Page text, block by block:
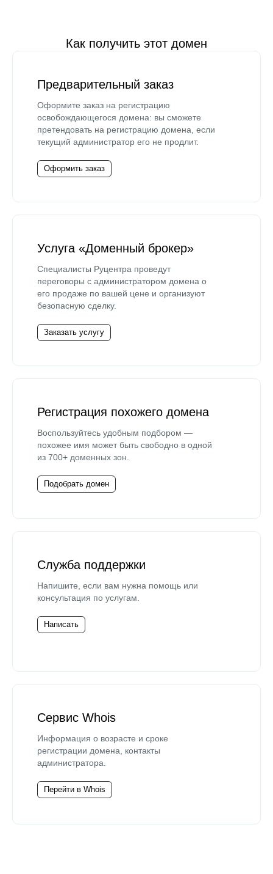
Как получить этот домен
Предварительный заказ
Оформите заказ на регистрацию
освобождающегося домена: вы сможете
претендовать на регистрацию домена, если
текущий администратор его не продлит.
Оформить заказ
Услуга «Доменный брокер»
Специалисты Руцентра проведут
переговоры с администратором домена о
его продаже по вашей цене и организуют
безопасную сделку.
Заказать услугу
Регистрация похожего домена
Воспользуйтесь удобным подбором —
похожее имя может быть свободно в одной
из 700+ доменных зон.
Подобрать домен
Служба поддержки
Напишите, если вам нужна помощь или
консультация по услугам.
Написать
Сервис Whois
Информация о возрасте и сроке
регистрации домена, контакты
администратора.
Перейти в Whois